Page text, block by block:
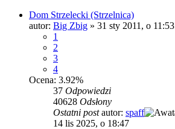
Dom Strzelecki (Strzelnica)
autor: Big Zbig » 31 sty 2011, o 11:53
1
2
3
4
Ocena: 3.92%
37 Odpowiedzi
40628 Odsłony
Ostatni postautor: spaff
14 lis 2025, o 18:47